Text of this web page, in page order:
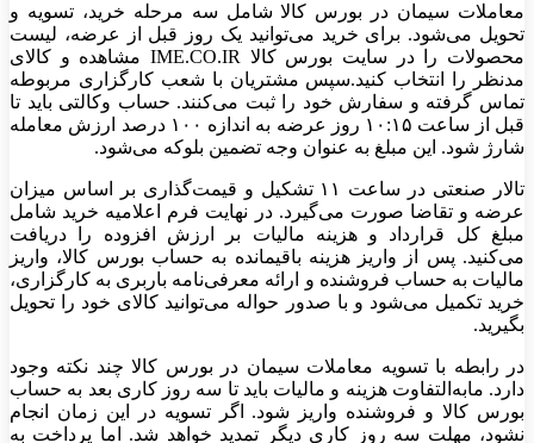
معاملات سیمان در بورس کالا شامل سه مرحله خرید، تسویه و
تحویل می‌شود. برای خرید می‌توانید یک روز قبل از عرضه، لیست
محصولات را در سایت بورس کالا IME.CO.IR مشاهده و کالای
مدنظر را انتخاب کنید.سپس مشتریان با شعب کارگزاری مربوطه
تماس گرفته و سفارش خود را ثبت می‌کنند. حساب وکالتی باید تا
قبل از ساعت ۱۰:۱۵ روز عرضه به اندازه ۱۰۰ درصد ارزش معامله
شارژ شود. این مبلغ به عنوان وجه تضمین بلوکه می‌شود.
تالار صنعتی در ساعت ۱۱ تشکیل و قیمت‌گذاری بر اساس میزان
عرضه و تقاضا صورت می‌گیرد. در نهایت فرم اعلامیه خرید شامل
مبلغ کل قرارداد و هزینه مالیات بر ارزش افزوده را دریافت
می‌کنید. پس از واریز هزینه باقیمانده به حساب بورس کالا، واریز
مالیات به حساب فروشنده و ارائه معرفی‌نامه باربری به کارگزاری،
خرید تکمیل می‌شود و با صدور حواله می‌توانید کالای خود را تحویل
بگیرید.
در رابطه با تسویه معاملات سیمان در بورس کالا چند نکته وجود
دارد. مابه‌التفاوت هزینه و مالیات باید تا سه روز کاری بعد به حساب
بورس کالا و فروشنده واریز شود. اگر تسویه در این زمان انجام
نشود، مهلت سه روز کاری دیگر تمدید خواهد شد. اما پرداخت به